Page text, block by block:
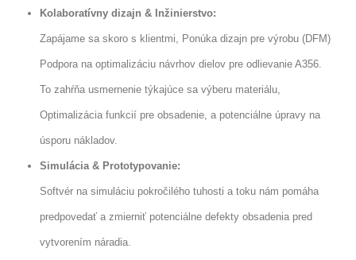
Kolaboratívny dizajn & Inžinierstvo:
Zapájame sa skoro s klientmi, Ponúka dizajn pre výrobu (DFM)
Podpora na optimalizáciu návrhov dielov pre odlievanie A356.
To zahŕňa usmernenie týkajúce sa výberu materiálu,
Optimalizácia funkcií pre obsadenie, a potenciálne úpravy na
úsporu nákladov.
Simulácia & Prototypovanie:
Softvér na simuláciu pokročilého tuhosti a toku nám pomáha
predpovedať a zmierniť potenciálne defekty obsadenia pred
vytvorením náradia.